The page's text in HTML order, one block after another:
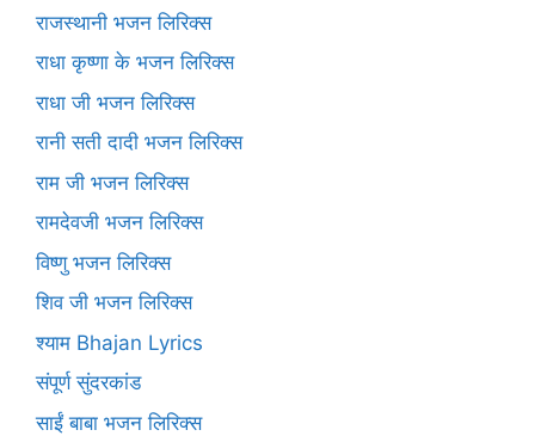
राजस्थानी भजन लिरिक्स
राधा कृष्णा के भजन लिरिक्स
राधा जी भजन लिरिक्स
रानी सती दादी भजन लिरिक्स
राम जी भजन लिरिक्स
रामदेवजी भजन लिरिक्स
विष्णु भजन लिरिक्स
शिव जी भजन लिरिक्स
श्याम Bhajan Lyrics
संपूर्ण सुंदरकांड
साईं बाबा भजन लिरिक्स